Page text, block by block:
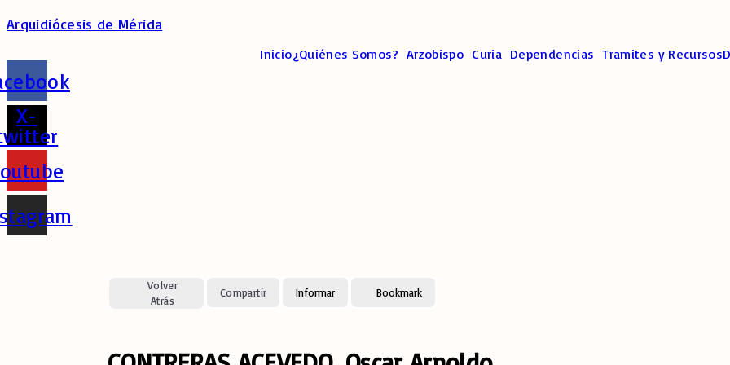
Arquidiócesis de Mérida
Inicio¿Quiénes Somos? Arzobispo Curia Dependencias Tramites y Recursos
X-
Volver
Atrás
Compartir Informar Bookmark